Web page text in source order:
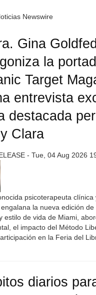
Newswire
Gina
la
Target
entrevista
destacada
Clara
- Tue, 04 Aug 2026
psicoterapeuta clínica
la nueva edición
estilo de vida de Miami,
el impacto del Método
en la Feria del
diarios